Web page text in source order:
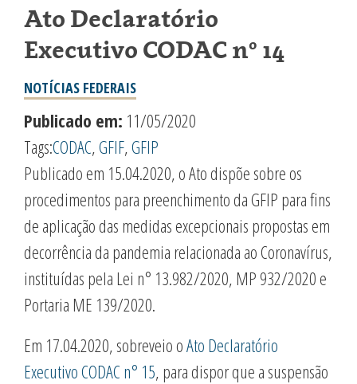
Ato Declaratório
Executivo CODAC nº 14
NOTÍCIAS FEDERAIS
Publicado em: 11/05/2020
Tags:CODAC,GFIF,GFIP
Publicado em 15.04.2020, o Ato dispõe sobre os
procedimentos para preenchimento da GFIP para fins
de aplicação das medidas excepcionais propostas em
decorrência da pandemia relacionada ao Coronavírus,
instituídas pela Lei n° 13.982/2020, MP 932/2020 e
Portaria ME 139/2020.
Em 17.04.2020, sobreveio oAto Declaratório
Executivo CODAC n° 15, para dispor que a suspensão